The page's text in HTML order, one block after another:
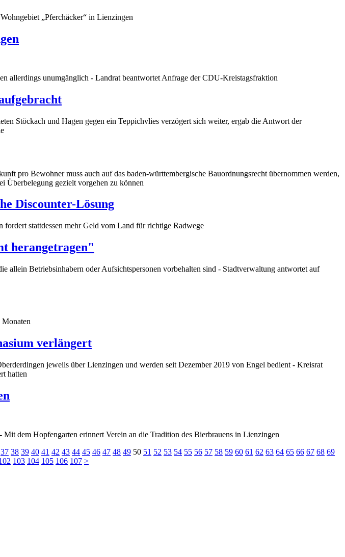
„Pferchäcker“ in Lienzingen
allerdings unumgänglich - Landrat beantwortet Anfrage der CDU-Kreistagsfraktion
Stöckach und Hagen gegen ein Teppichvlies verzögert sich weiter, ergab die Antwort der
pro Bewohner muss auch auf das baden-württembergische Bauordnungsrecht übernommen werden,
Überbelegung gezielt vorgehen zu können
Discounter-Lösung
stattdessen mehr Geld vom Land für richtige Radwege
herangetragen"
allein Betriebsinhabern oder Aufsichtspersonen vorbehalten sind - Stadtverwaltung antwortet auf
verlängert
jeweils über Lienzingen und werden seit Dezember 2019 von Engel bedient - Kreisrat
hatten
dem Hopfengarten erinnert Verein an die Tradition des Bierbrauens in Lienzingen
37 38 39 40 41 42 43 44 45 46 47 48 49 50 51 52 53 54 55 56 57 58 59 60 61 62 63 64 65 66 67 68 69
103 104 105 106 107 >